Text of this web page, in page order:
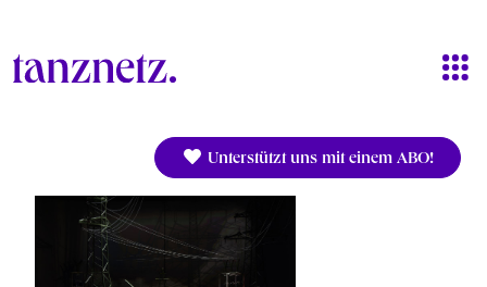
Unterstützt uns mit einem ABO!